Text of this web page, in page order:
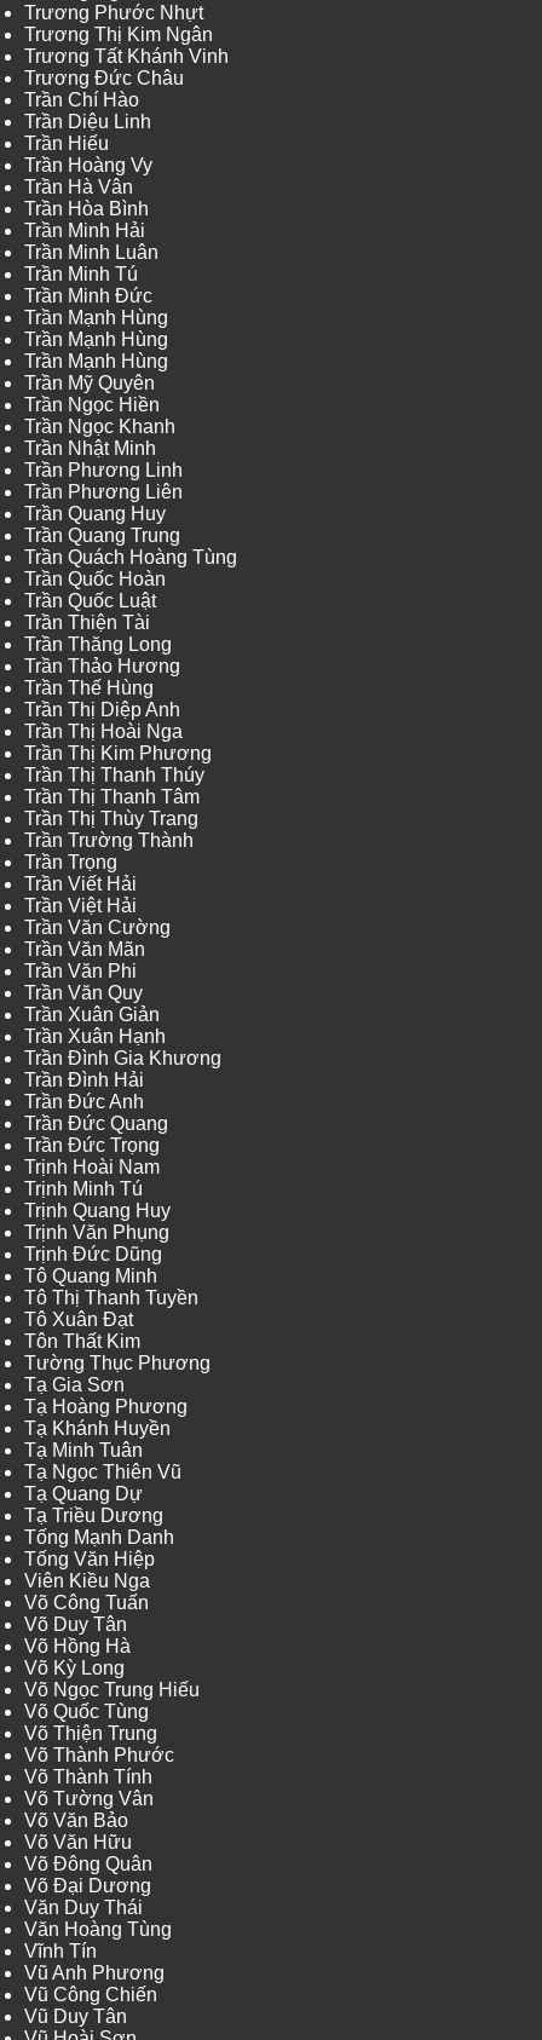
Trương Phước Nhựt
Trương Thị Kim Ngân
Trương Tất Khánh Vinh
Trương Đức Châu
Trần Chí Hào
Trần Diệu Linh
Trần Hiếu
Trần Hoàng Vy
Trần Hà Vân
Trần Hòa Bình
Trần Minh Hải
Trần Minh Luân
Trần Minh Tú
Trần Minh Đức
Trần Mạnh Hùng
Trần Mạnh Hùng
Trần Mạnh Hùng
Trần Mỹ Quyên
Trần Ngọc Hiền
Trần Ngọc Khanh
Trần Nhật Minh
Trần Phương Linh
Trần Phương Liên
Trần Quang Huy
Trần Quang Trung
Trần Quách Hoàng Tùng
Trần Quốc Hoàn
Trần Quốc Luật
Trần Thiện Tài
Trần Thăng Long
Trần Thảo Hương
Trần Thế Hùng
Trần Thị Diệp Anh
Trần Thị Hoài Nga
Trần Thị Kim Phương
Trần Thị Thanh Thúy
Trần Thị Thanh Tâm
Trần Thị Thùy Trang
Trần Trường Thành
Trần Trọng
Trần Viết Hải
Trần Việt Hải
Trần Văn Cường
Trần Văn Mãn
Trần Văn Phi
Trần Văn Quy
Trần Xuân Giản
Trần Xuân Hạnh
Trần Đình Gia Khương
Trần Đình Hải
Trần Đức Anh
Trần Đức Quang
Trần Đức Trọng
Trịnh Hoài Nam
Trịnh Minh Tú
Trịnh Quang Huy
Trịnh Văn Phụng
Trịnh Đức Dũng
Tô Quang Minh
Tô Thị Thanh Tuyền
Tô Xuân Đạt
Tôn Thất Kim
Tường Thục Phương
Tạ Gia Sơn
Tạ Hoàng Phương
Tạ Khánh Huyền
Tạ Minh Tuân
Tạ Ngọc Thiên Vũ
Tạ Quang Dự
Tạ Triều Dương
Tống Mạnh Danh
Tống Văn Hiệp
Viên Kiều Nga
Võ Công Tuấn
Võ Duy Tân
Võ Hồng Hà
Võ Kỳ Long
Võ Ngọc Trung Hiếu
Võ Quốc Tùng
Võ Thiện Trung
Võ Thành Phước
Võ Thành Tính
Võ Tường Vân
Võ Văn Bảo
Võ Văn Hữu
Võ Đông Quân
Võ Đại Dương
Văn Duy Thái
Văn Hoàng Tùng
Vĩnh Tín
Vũ Anh Phương
Vũ Công Chiến
Vũ Duy Tân